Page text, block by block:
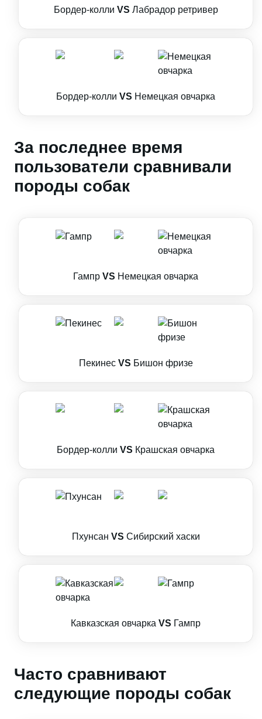
Бордер-колли VS Лабрадор ретривер
Бордер-колли VS Немецкая овчарка
За последнее время
пользователи сравнивали
породы собак
Гампр VS Немецкая овчарка
Пекинес VS Бишон фризе
Бордер-колли VS Крашская овчарка
Пхунсан VS Сибирский хаски
Кавказская овчарка VS Гампр
Часто сравнивают
следующие породы собак